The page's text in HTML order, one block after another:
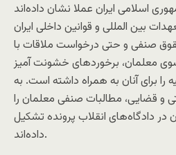
اسلامی ایران عملا نشان داده‌اند
بین المللی و قوانین داخلی ایران
صنفی و حتی درخواست ملاقات با
معلمان، برخوردهای خشونت آمیز
را برای آنان به همراه داشته است. به
و قضایی، مطالبات صنفی معلمان را
در دادگاه‌های انقلاب پرونده تشکیل
داده‌اند.